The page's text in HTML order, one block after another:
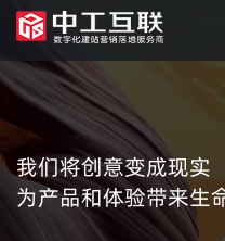
我们将创意变成现实
为产品和体验带来生